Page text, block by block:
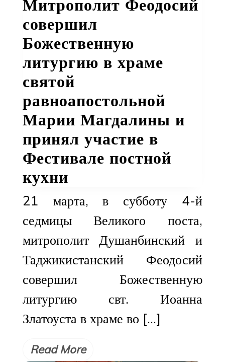
Митрополит Феодосий
совершил
Божественную
литургию в храме
святой
равноапостольной
Марии Магдалины и
принял участие в
Фестивале постной
кухни
21 марта, в субботу 4-й
седмицы Великого поста,
митрополит Душанбинский и
Таджикистанский Феодосий
совершил Божественную
литургию свт. Иоанна
Златоуста в храме во […]
Read More